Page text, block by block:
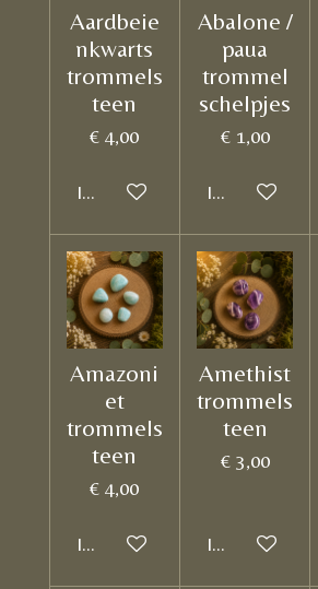
Aardbeie
nkwarts
trommels
teen
€ 4,00
In winkelwagen
Abalone /
paua
trommel
schelpjes
€ 1,00
In winkelwagen
Amazoni
et
trommels
teen
€ 4,00
In winkelwagen
Amethist
trommels
teen
€ 3,00
In winkelwagen